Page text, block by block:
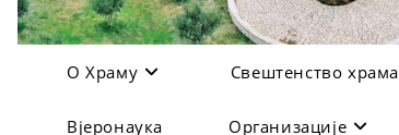
О Храму Свештенство храма
Вјеронаука Организације